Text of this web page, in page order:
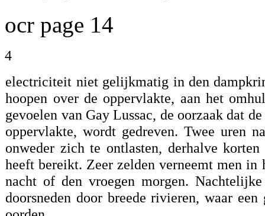
ocr page 14
4
electriciteit niet gelijkmatig in den
hoopen over de oppervlakte, aan het
gevoelen van Gay Lussac, de oorzaak dat
oppervlakte, wordt gedreven. Twee uren
onweder zich te ontlasten, derhalve
heeft bereikt. Zeer zelden verneemt men in
nacht of den vroegen morgen.
doorsneden door breede rivieren, waar